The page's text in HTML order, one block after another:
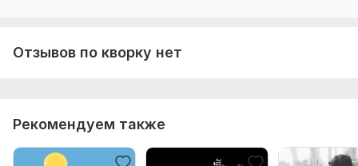
Отзывов по кворку нет
Рекомендуем также